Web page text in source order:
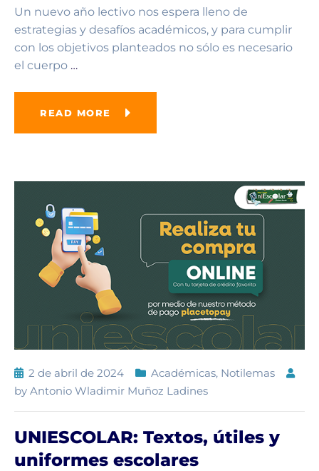
Un nuevo año lectivo nos espera lleno de
estrategias y desafíos académicos, y para cumplir
con los objetivos planteados no sólo es necesario
el cuerpo …
READ MORE
2 de abril de 2024 Académicas, Notilemas
by Antonio Wladimir Muñoz Ladines
UNIESCOLAR: Textos, útiles y
uniformes escolares